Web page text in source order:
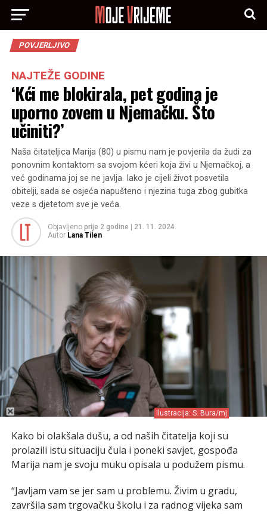
POVJERLJIVO
NAJTEŽE GODINE
‘Kći me blokirala, pet godina je
uporno zovem u Njemačku. Što
učiniti?’
Naša čitateljica Marija (80) u pismu nam je povjerila da žudi za
ponovnim kontaktom sa svojom kćeri koja živi u Njemačkoj, a
već godinama joj se ne javlja. Iako je cijeli život posvetila
obitelji, sada se osjeća napušteno i njezina tuga zbog gubitka
veze s djetetom sve je veća.
Objavljeno prije 2 godine
21. 11. 2024.
Autor Lana Tilen
ilustracija: S. Bura/mj
Kako bi olakšala dušu, a od naših čitatelja koji su
prolazili istu situaciju čula i poneki savjet, gospođa
Marija nam je svoju muku opisala u podužem pismu.
“Javljam vam se jer sam u problemu. Živim u gradu,
završila sam trgovačku školu i za radnog vijeka sam